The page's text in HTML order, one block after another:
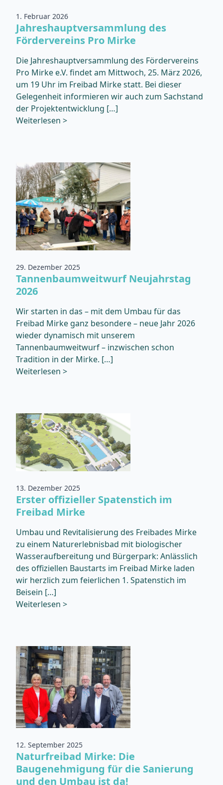
1. Februar 2026
Jahreshauptversammlung des
Fördervereins Pro Mirke
Die Jahreshauptversammlung des Fördervereins
Pro Mirke e.V. findet am Mittwoch, 25. März 2026,
um 19 Uhr im Freibad Mirke statt. Bei dieser
Gelegenheit informieren wir auch zum Sachstand
der Projektentwicklung […]
Weiterlesen >
29. Dezember 2025
Tannenbaumweitwurf Neujahrstag
2026
Wir starten in das – mit dem Umbau für das
Freibad Mirke ganz besondere – neue Jahr 2026
wieder dynamisch mit unserem
Tannenbaumweitwurf – inzwischen schon
Tradition in der Mirke. […]
Weiterlesen >
13. Dezember 2025
Erster offizieller Spatenstich im
Freibad Mirke
Umbau und Revitalisierung des Freibades Mirke
zu einem Naturerlebnisbad mit biologischer
Wasseraufbereitung und Bürgerpark: Anlässlich
des offiziellen Baustarts im Freibad Mirke laden
wir herzlich zum feierlichen 1. Spatenstich im
Beisein […]
Weiterlesen >
12. September 2025
Naturfreibad Mirke: Die
Baugenehmigung für die Sanierung
und den Umbau ist da!